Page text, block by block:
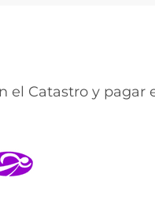
el Catastro y pagar